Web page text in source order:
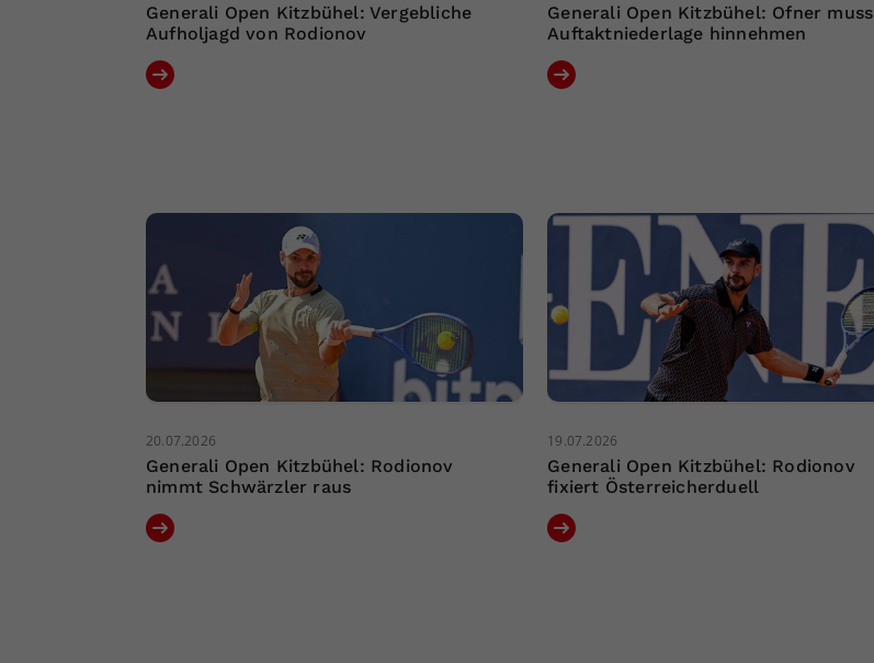
Generali Open Kitzbühel: Vergebliche
Aufholjagd von Rodionov
Generali Open Kitzbühel: Ofner muss
Auftaktniederlage hinnehmen
20.07.2026
Generali Open Kitzbühel: Rodionov
nimmt Schwärzler raus
19.07.2026
Generali Open Kitzbühel: Rodionov
fixiert Österreicherduell